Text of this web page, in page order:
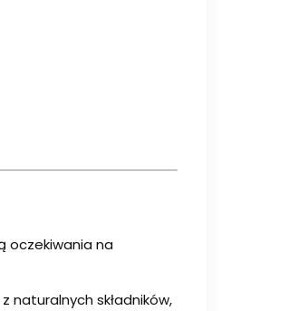
oczekiwania na
naturalnych składników,